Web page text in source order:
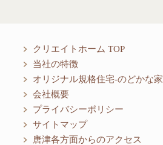
クリエイトホーム TOP
当社の特徴
オリジナル規格住宅-のどかな家
会社概要
プライバシーポリシー
サイトマップ
唐津各方面からのアクセス